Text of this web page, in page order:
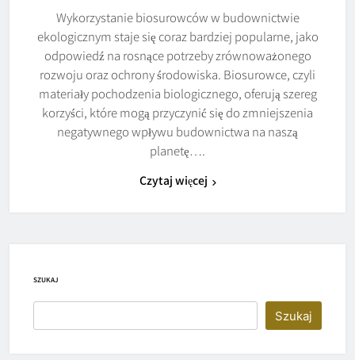
Wykorzystanie biosurowców w budownictwie
ekologicznym staje się coraz bardziej popularne, jako
odpowiedź na rosnące potrzeby zrównoważonego
rozwoju oraz ochrony środowiska. Biosurowce, czyli
materiały pochodzenia biologicznego, oferują szereg
korzyści, które mogą przyczynić się do zmniejszenia
negatywnego wpływu budownictwa na naszą
planetę….
Czytaj więcej
SZUKAJ
Szukaj